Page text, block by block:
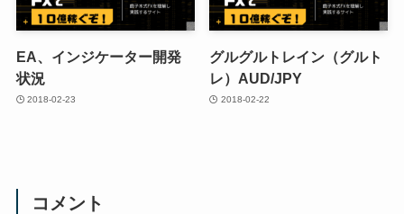
EA、インジケーター開発
状況
2018-02-23
グルグルトレイン（グルト
レ）AUD/JPY
2018-02-22
コメント